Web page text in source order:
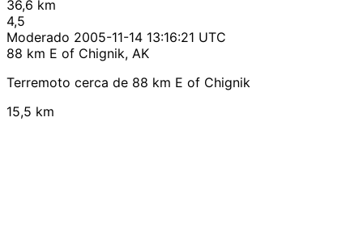
36,6 km
4,5
Moderado 2005-11-14 13:16:21 UTC
88 km E of Chignik, AK
Terremoto cerca de 88 km E of Chignik
15,5 km